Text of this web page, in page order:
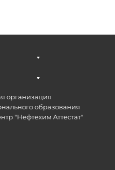
организация
образования
"Нефтехим Аттестат"